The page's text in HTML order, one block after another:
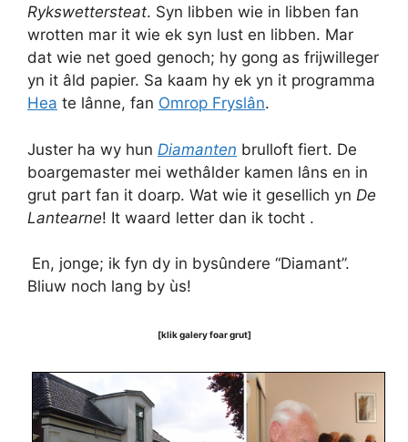
Rykswettersteat. Syn libben wie in libben fan
wrotten mar it wie ek syn lust en libben. Mar
dat wie net goed genoch; hy gong as frijwilleger
yn it âld papier. Sa kaam hy ek yn it programma
Hea te lânne, fan Omrop Fryslân.
Juster ha wy hun Diamanten brulloft fiert. De
boargemaster mei wethâlder kamen lâns en in
grut part fan it doarp. Wat wie it gesellich yn De
Lantearne! It waard letter dan ik tocht .
En, jonge; ik fyn dy in bysûndere “Diamant”.
Bliuw noch lang by ùs!
[klik galery foar grut]